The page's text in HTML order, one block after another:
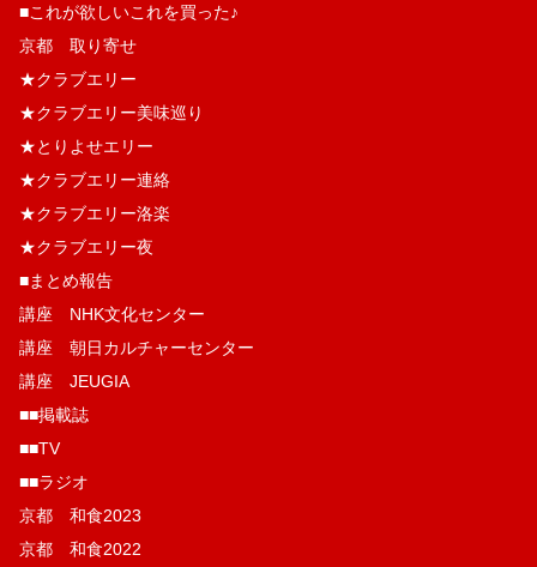
■これが欲しいこれを買った♪
京都 取り寄せ
★クラブエリー
★クラブエリー美味巡り
★とりよせエリー
★クラブエリー連絡
★クラブエリー洛楽
★クラブエリー夜
■まとめ報告
講座 NHK文化センター
講座 朝日カルチャーセンター
講座 JEUGIA
■■掲載誌
■■TV
■■ラジオ
京都 和食2023
京都 和食2022